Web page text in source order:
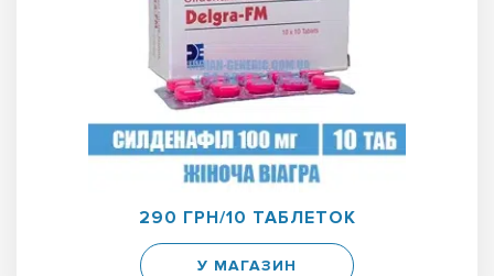
290 ГРН/10 ТАБЛЕТОК
У МАГАЗИН